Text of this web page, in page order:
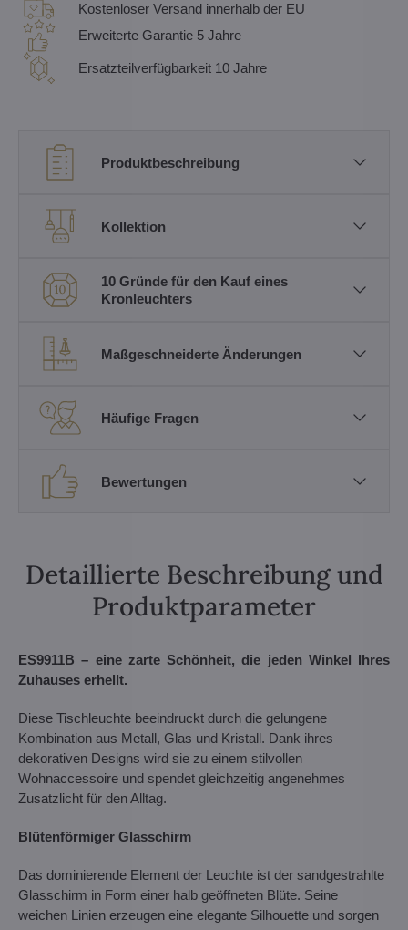
Kostenloser Versand innerhalb der EU
Erweiterte Garantie 5 Jahre
Ersatzteilverfügbarkeit 10 Jahre
Produktbeschreibung
Kollektion
10 Gründe für den Kauf eines
Kronleuchters
Maßgeschneiderte Änderungen
Häufige Fragen
Bewertungen
Detaillierte Beschreibung und
Produktparameter
ES9911B – eine zarte Schönheit, die jeden Winkel Ihres
Zuhauses erhellt.
Diese Tischleuchte beeindruckt durch die gelungene
Kombination aus Metall, Glas und Kristall. Dank ihres
dekorativen Designs wird sie zu einem stilvollen
Wohnaccessoire und spendet gleichzeitig angenehmes
Zusatzlicht für den Alltag.
Blütenförmiger Glasschirm
Das dominierende Element der Leuchte ist der sandgestrahlte
Glasschirm in Form einer halb geöffneten Blüte. Seine
weichen Linien erzeugen eine elegante Silhouette und sorgen